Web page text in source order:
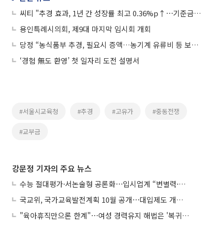
씨티 "추경 효과, 1년 간 성장률 최고 0.36%p↑⋯기준금리 7월 인상 가능성"
용인특례시의회, 제9대 마지막 임시회 개회
당정 “농식품부 추경, 필요시 증액…농기계 유류비 등 보완”
‘경험 無도 환영’ 첫 일자리 도전 설명서
#서울시교육청 #추경 #고유가 #중동전쟁
#교부금
강문정 기자의 주요 뉴스
수능 절대평가·서논술형 공론화⋯입시업계 “변별력·사교육 대책 먼저”
국교위, 국가교육발전계획 10월 공개⋯대입제도 개편 공론화 추진
"육아휴직만으론 한계"⋯여성 경력유지 해법은 '복귀 후 유연근무’